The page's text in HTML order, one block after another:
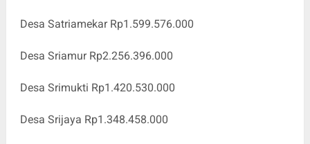
Desa Satriamekar Rp1.599.576.000
Desa Sriamur Rp2.256.396.000
Desa Srimukti Rp1.420.530.000
Desa Srijaya Rp1.348.458.000